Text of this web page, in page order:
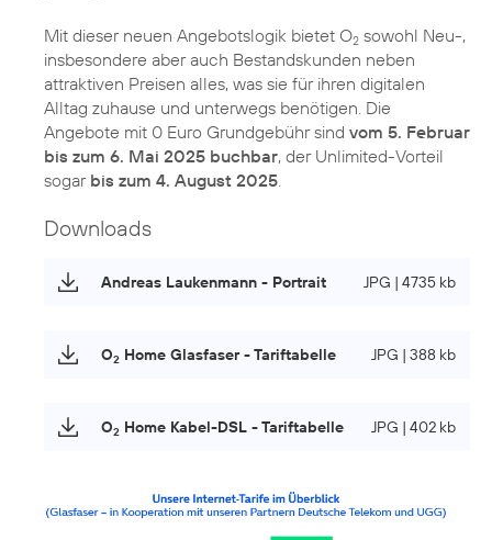
Mit dieser neuen Angebotslogik bietet O2 sowohl Neu-,
insbesondere aber auch Bestandskunden neben
attraktiven Preisen alles, was sie für ihren digitalen
Alltag zuhause und unterwegs benötigen. Die
Angebote mit 0 Euro Grundgebühr sind vom 5. Februar
bis zum 6. Mai 2025 buchbar, der Unlimited-Vorteil
sogar bis zum 4. August 2025.
Downloads
Andreas Laukenmann - Portrait JPG | 4735 kb
O2 Home Glasfaser - Tariftabelle JPG | 388 kb
O2 Home Kabel-DSL - Tariftabelle JPG | 402 kb